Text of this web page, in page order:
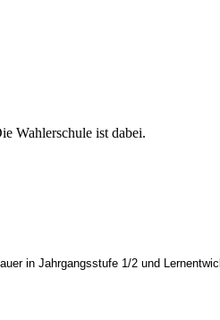
Wahlerschule ist dabei.
in Jahrgangsstufe 1/2 und